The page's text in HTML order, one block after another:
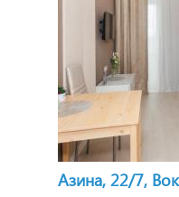
Азина, 22/7,